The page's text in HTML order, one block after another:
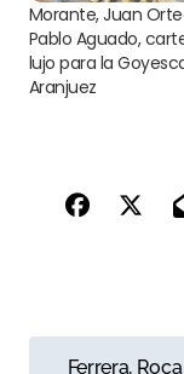
Morante, Juan
Pablo Aguado,
lujo para la
Aranjuez
Ferrera,